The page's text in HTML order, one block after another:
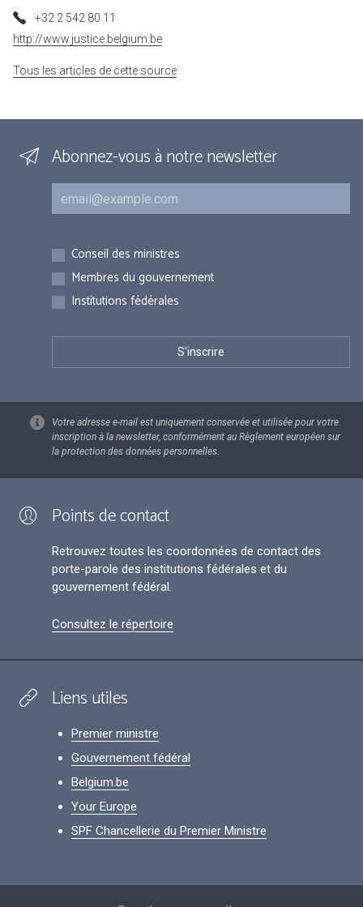
+32 2 542 80 11
http://www.justice.belgium.be
Tous les articles de cette source
Abonnez-vous à notre newsletter
Courriel
Inscriptions
Conseil des ministres
Membres du gouvernement
Institutions fédérales
Votre adresse e-mail est uniquement conservée et utilisée pour votre
inscription à la newsletter, conformément au Règlement européen sur
la protection des données personnelles.
Points de contact
Retrouvez toutes les coordonnées de contact des
porte-parole des institutions fédérales et du
gouvernement fédéral.
Consultez le répertoire
Liens utiles
Premier ministre
Gouvernement fédéral
Belgium.be
Your Europe
SPF Chancellerie du Premier Ministre